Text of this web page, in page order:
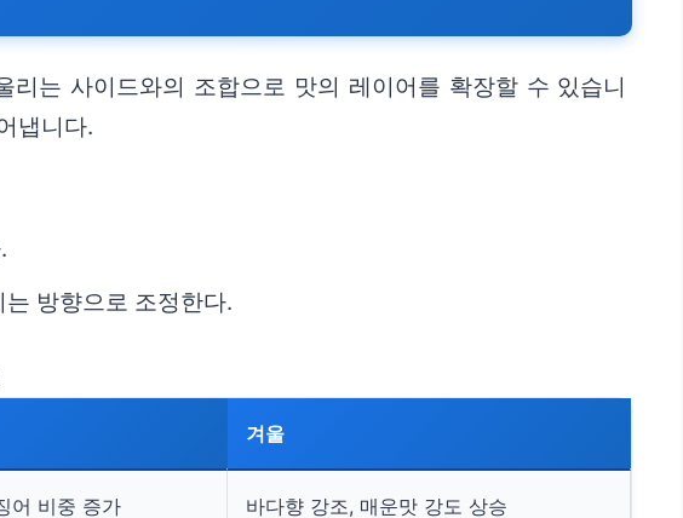
는 사이드와의 조합으로 맛의 레이어를 확장할 수 있습니
냅니다.
방향으로 조정한다.
겨울
어 비중 증가 바다향 강조, 매운맛 강도 상승